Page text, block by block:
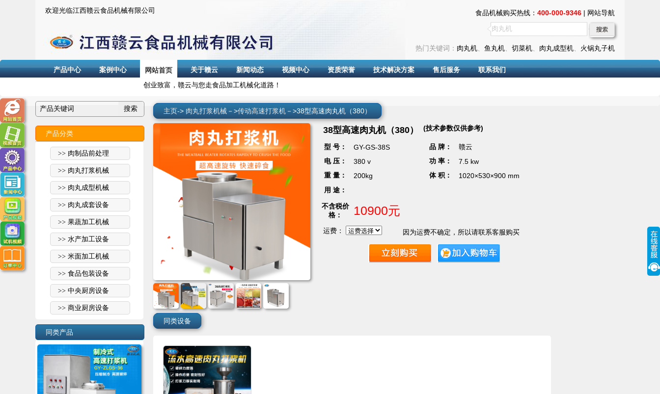
欢迎光临江西赣云食品机械有限公司 食品机械购买热线： 400-000-9346 | 网站导航
热门关键词： 肉丸机 鱼丸机 切菜机 肉丸成型机 火锅丸子机
产品中心 案例中心 网站首页 关于赣云 新闻动态 视频中心 资质荣誉 技术解决方案 售后服务
联系我们
创业致富，赣云与您走食品加工机械化道路！
产品分类
>> 肉制品前处理
>> 肉丸打浆机械
>> 肉丸成型机械
>> 肉丸成套设备
>> 果蔬加工机械
>> 水产加工设备
>> 米面加工机械
>> 食品包装设备
>> 中央厨房设备
>> 商业厨房设备
同类产品
主页-> 肉丸打浆机械 －>传动高速打浆机 －>38型高速肉丸机（380）
38型高速肉丸机（380） (技术参数仅供参考)
型 号： GY-GS-38S 品 牌：
赣云
电 压：
380 v 功 率：
7.5 kw
重 量：
200kg 体 积： 1020×530×900 mm
用 途：
不含税价
格：
10900元
运费： 因为运费不确定，所以请联系客服购买
同类设备